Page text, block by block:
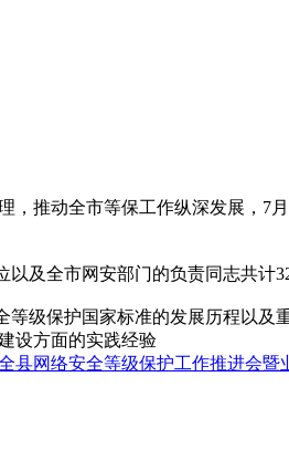
，推动全市等保工作纵深发展，
及全市网安部门的负责同志共计
级保护国家标准的发展历程以
设方面的实践经验
县网络安全等级保护工作推进会暨